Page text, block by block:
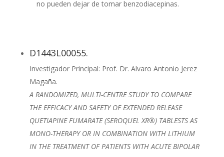
no pueden dejar de tomar benzodiacepinas.
D1443L00055.
Investigador Principal: Prof. Dr. Alvaro Antonio Jerez
Magaña.
A RANDOMIZED, MULTI-CENTRE STUDY TO COMPARE
THE EFFICACY AND SAFETY OF EXTENDED RELEASE
QUETIAPINE FUMARATE (SEROQUEL XR®) TABLESTS AS
MONO-THERAPY OR IN COMBINATION WITH LITHIUM
IN THE TREATMENT OF PATIENTS WITH ACUTE BIPOLAR